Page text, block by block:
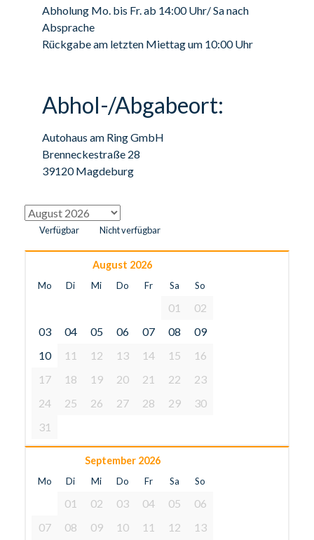
Abholung Mo. bis Fr. ab 14:00 Uhr/ Sa nach
Absprache
Rückgabe am letzten Miettag um 10:00 Uhr
Abhol-/Abgabeort:
Autohaus am Ring GmbH
Brenneckestraße 28
39120 Magdeburg
Verfügbar Nicht verfügbar
August 2026
Mo Di Mi Do Fr Sa So
01
02
03
04 05 06 07 08
09
10
11 12 13 14 15
16
17
18 19 20 21 22
23
24
25 26 27 28 29
30
31
September 2026
Mo Di Mi Do Fr Sa So
01 02 03 04 05
06
07
08 09 10 11 12
13